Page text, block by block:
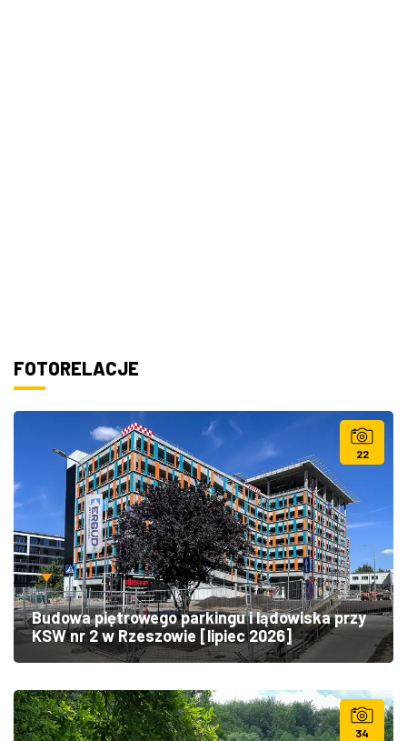
FOTORELACJE
22
Budowa piętrowego parkingu i lądowiska przy
KSW nr 2 w Rzeszowie [lipiec 2026]
34